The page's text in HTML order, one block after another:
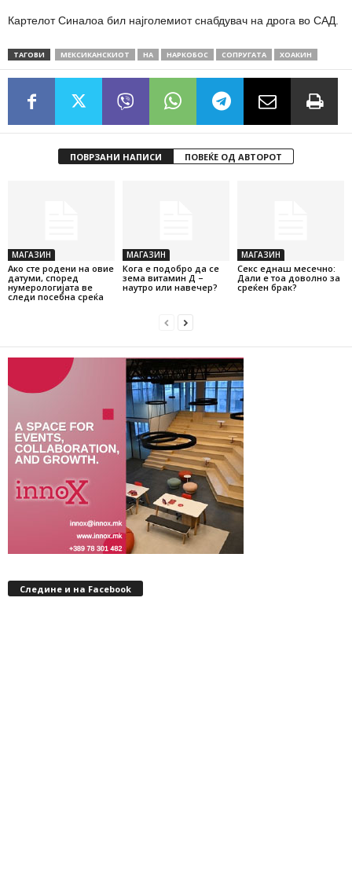
Картелот Синалоа бил најголемиот снабдувач на дрога во САД.
ТАГОВИ МЕКСИКАНСКИOТ НА НАРКОБОС СОПРУГАТА ХОАКИН
ПОВРЗАНИ НАПИСИ ПОВЕЌЕ ОД АВТОРОТ
МАГАЗИН
Ако сте родени на овие
датуми, според
нумерологијата ве
следи посебна среќа
МАГАЗИН
Кога е подобро да се
зема витамин Д –
наутро или навечер?
МАГАЗИН
Секс еднаш месечно:
Дали е тоа доволно за
среќен брак?
Следине и на Facebook